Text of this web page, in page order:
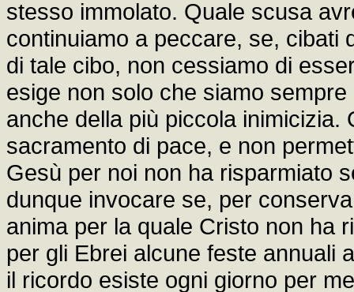
stesso immolato. Quale scusa
continuiamo a peccare, se, cibati
di tale cibo, non cessiamo di
esige non solo che siamo
anche della più piccola
sacramento di pace, e non
Gesù per noi non ha risparmiato
dunque invocare se, per
anima per la quale Cristo non ha
per gli Ebrei alcune feste annuali
il ricordo esiste ogni giorno per